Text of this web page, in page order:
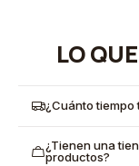
LO
¿Cuánto tiempo
¿Tienen una
productos?